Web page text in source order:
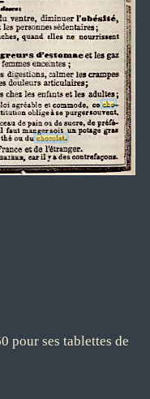
pour ses tablettes de